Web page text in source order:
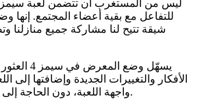
للتفاعل مع بقية أعضاء المجتمع.
شيقة تتيح لنا مشاركة جميع منازلنا
يسهّل وضع
الأفكار والتغييرات الجديدة وإضافتها إلى
واجهة اللعبة، دون الحاجة إلى بذل جهد كبير لإضافتها.